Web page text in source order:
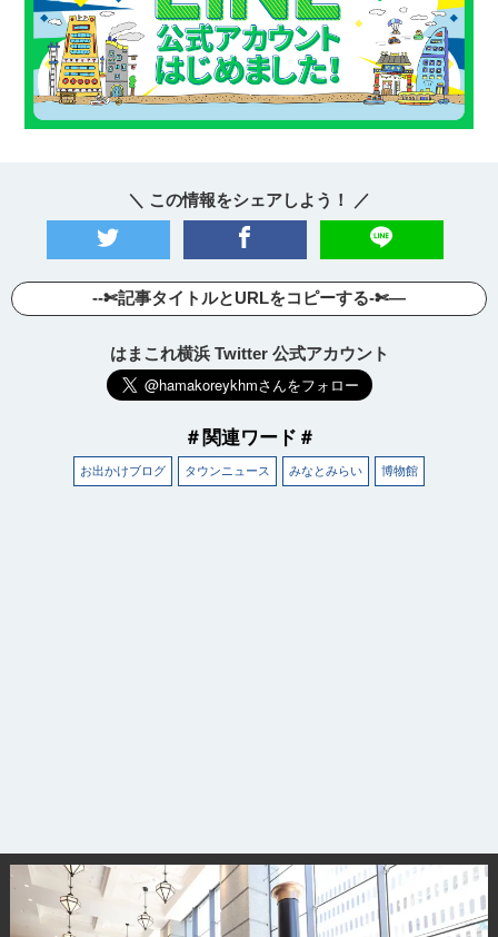
＼ この情報をシェアしよう！ ／
--✄記事タイトルとURLをコピーする-✄—
はまこれ横浜 Twitter 公式アカウント
＃関連ワード＃
お出かけブログ タウンニュース みなとみらい 博物館